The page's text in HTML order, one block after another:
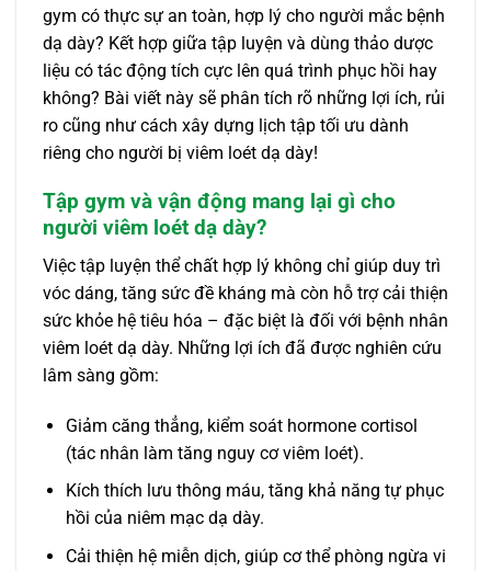
gym có thực sự an toàn, hợp lý cho người mắc bệnh
dạ dày? Kết hợp giữa tập luyện và dùng thảo dược
liệu có tác động tích cực lên quá trình phục hồi hay
không? Bài viết này sẽ phân tích rõ những lợi ích, rủi
ro cũng như cách xây dựng lịch tập tối ưu dành
riêng cho người bị viêm loét dạ dày!
Tập gym và vận động mang lại gì cho
người viêm loét dạ dày?
Việc tập luyện thể chất hợp lý không chỉ giúp duy trì
vóc dáng, tăng sức đề kháng mà còn hỗ trợ cải thiện
sức khỏe hệ tiêu hóa – đặc biệt là đối với bệnh nhân
viêm loét dạ dày. Những lợi ích đã được nghiên cứu
lâm sàng gồm:
Giảm căng thẳng, kiểm soát hormone cortisol
(tác nhân làm tăng nguy cơ viêm loét).
Kích thích lưu thông máu, tăng khả năng tự phục
hồi của niêm mạc dạ dày.
Cải thiện hệ miễn dịch, giúp cơ thể phòng ngừa vi